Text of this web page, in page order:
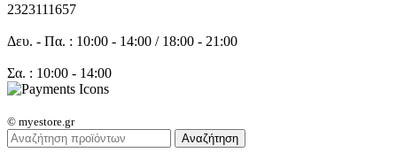
2323111657
Δευ. - Πα. : 10:00 - 14:00 / 18:00 - 21:00
Σα. : 10:00 - 14:00
© myestore.gr
Αναζήτηση